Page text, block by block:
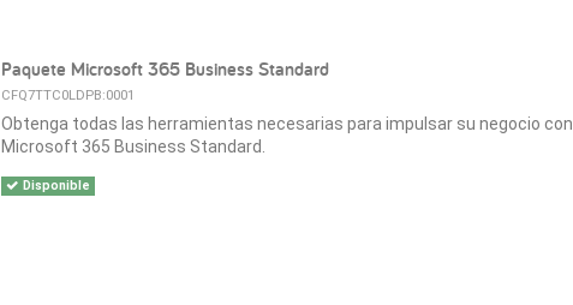
Paquete Microsoft 365 Business Standard
CFQ7TTC0LDPB:0001
Obtenga todas las herramientas necesarias para impulsar su negocio con
Microsoft 365 Business Standard.
Disponible